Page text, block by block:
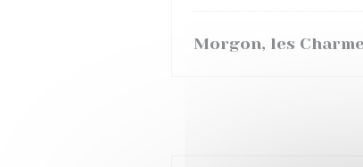
Morgon, les